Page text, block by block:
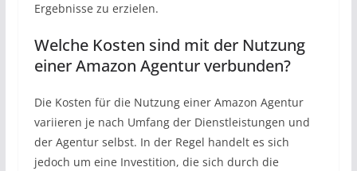
Ergebnisse zu erzielen.
Welche Kosten sind mit der Nutzung
einer Amazon Agentur verbunden?
Die Kosten für die Nutzung einer Amazon Agentur
variieren je nach Umfang der Dienstleistungen und
der Agentur selbst. In der Regel handelt es sich
jedoch um eine Investition, die sich durch die